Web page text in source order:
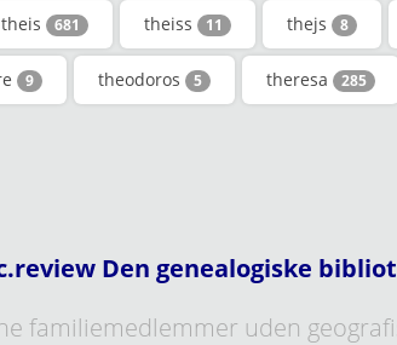
theis 681 theiss 11 thejs 8
9 theodoros 5 theresa 285
Den genealogiske
familiemedlemmer uden